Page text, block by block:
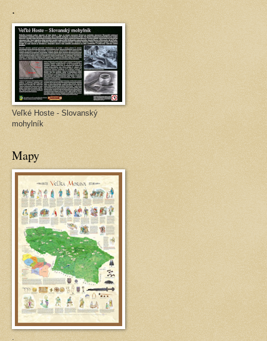
.
Veľké Hoste - Slovanský
mohylník
Mapy